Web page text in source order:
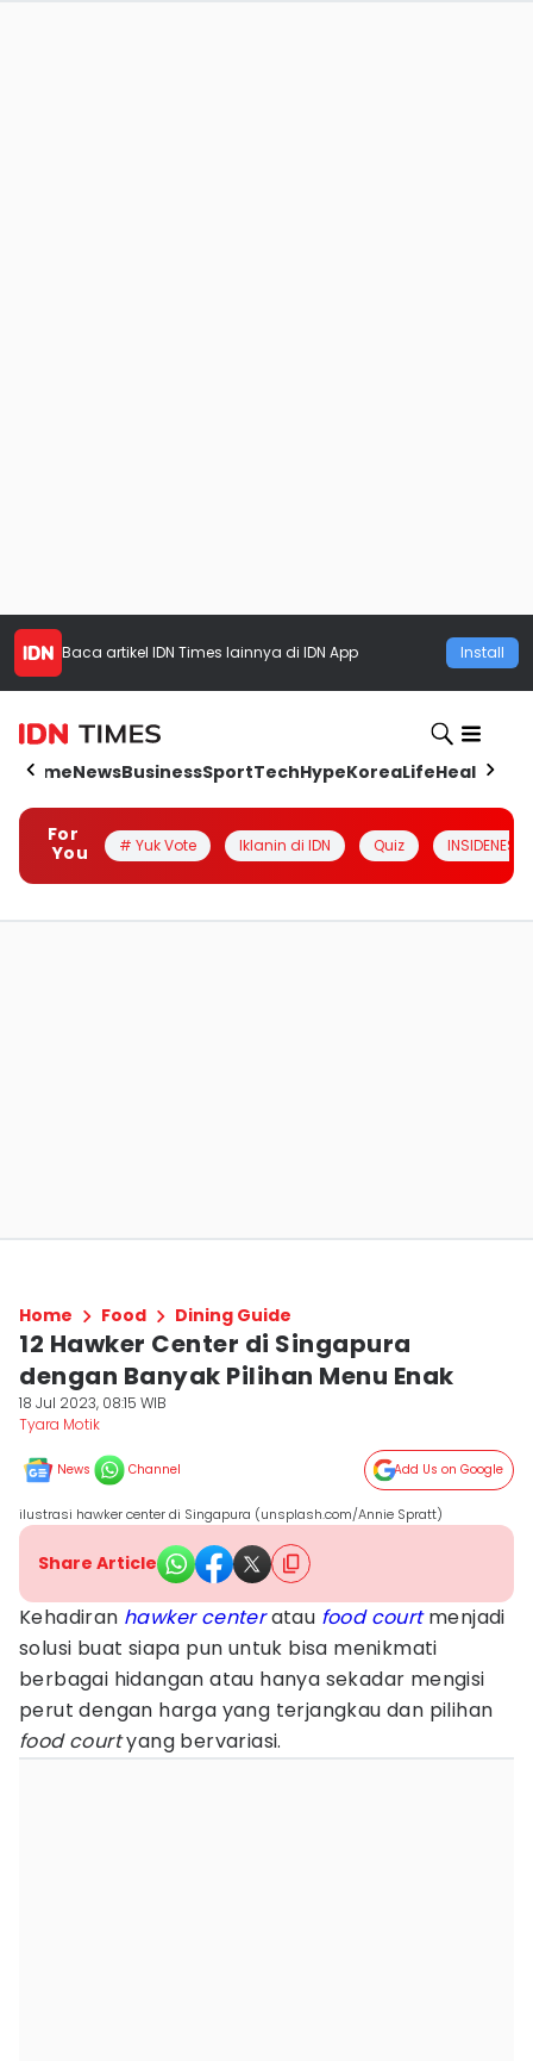
Baca artikel IDN Times lainnya di IDN App Install
HomeNewsBusinessSportTechHypeKoreaLifeHealth
For
You
# Yuk Vote Iklanin di IDN Quiz INSIDENESIA
Home Food Dining Guide
12 Hawker Center di Singapura
dengan Banyak Pilihan Menu Enak
18 Jul 2023, 08:15 WIB
Tyara Motik
News Channel Add Us on Google
ilustrasi hawker center di Singapura (unsplash.com/Annie Spratt)
Share Article
Kehadiran hawker center atau food courtmenjadi
solusi buat siapa pun untuk bisa menikmati
berbagai hidangan atau hanya sekadar mengisi
perut dengan harga yang terjangkau dan pilihan
food courtyang bervariasi.